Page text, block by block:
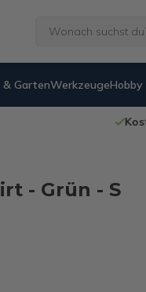
& GartenWerkzeuge
- Grün - S